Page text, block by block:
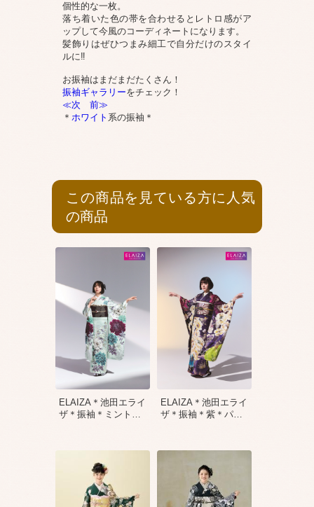
個性的な一枚。
落ち着いた色の帯を合わせるとレトロ感がア
ップして今風のコーディネートになります。
髪飾りはぜひつまみ細工で自分だけのスタイ
ルに‼
お振袖はまだまだたくさん！
振袖ギャラリーをチェック！
≪次
前≫
＊ ホワイト 系の振袖＊
この商品を見ている方に人気
の商品
ELAIZA＊池田エライ
ザ＊振袖＊ミント …
ELAIZA＊池田エライ
ザ＊振袖＊紫＊パ…